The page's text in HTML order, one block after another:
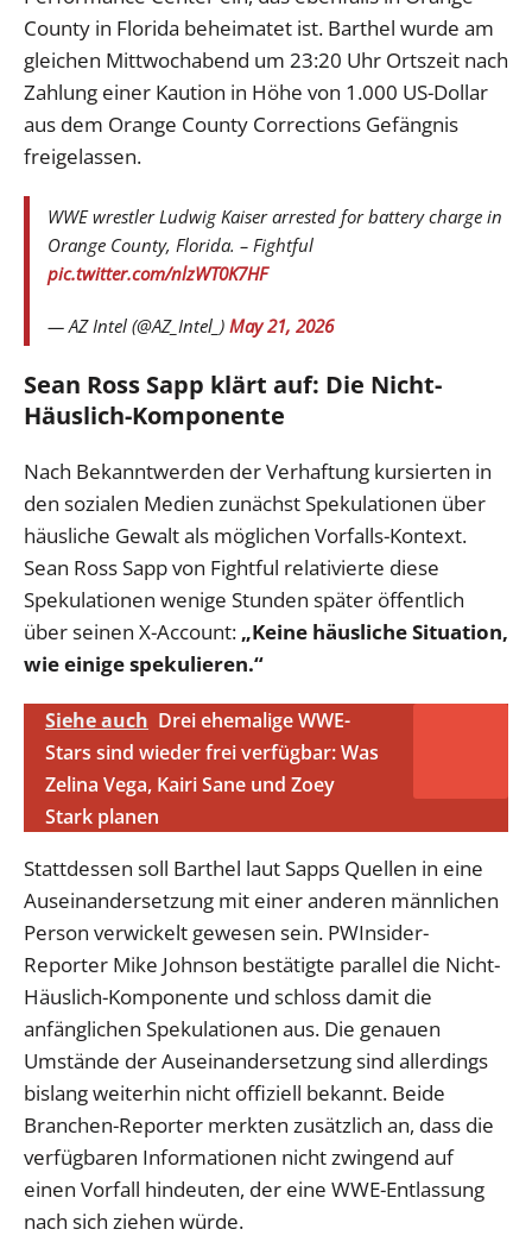
County in Florida beheimatet ist. Barthel wurde am
gleichen Mittwochabend um 23:20 Uhr Ortszeit nach
Zahlung einer Kaution in Höhe von 1.000 US-Dollar
aus dem Orange County Corrections Gefängnis
freigelassen.
WWE wrestler Ludwig Kaiser arrested for battery charge in
Orange County, Florida. – Fightful
pic.twitter.com/nlzWT0K7HF
— AZ Intel (@AZ_Intel_) May 21, 2026
Sean Ross Sapp klärt auf: Die Nicht-
Häuslich-Komponente
Nach Bekanntwerden der Verhaftung kursierten in
den sozialen Medien zunächst Spekulationen über
häusliche Gewalt als möglichen Vorfalls-Kontext.
Sean Ross Sapp von Fightful relativierte diese
Spekulationen wenige Stunden später öffentlich
über seinen X-Account: „Keine häusliche Situation,
wie einige spekulieren.“
Siehe auch Drei ehemalige WWE-
Stars sind wieder frei verfügbar: Was
Zelina Vega, Kairi Sane und Zoey
Stark planen
Stattdessen soll Barthel laut Sapps Quellen in eine
Auseinandersetzung mit einer anderen männlichen
Person verwickelt gewesen sein. PWInsider-
Reporter Mike Johnson bestätigte parallel die Nicht-
Häuslich-Komponente und schloss damit die
anfänglichen Spekulationen aus. Die genauen
Umstände der Auseinandersetzung sind allerdings
bislang weiterhin nicht offiziell bekannt. Beide
Branchen-Reporter merkten zusätzlich an, dass die
verfügbaren Informationen nicht zwingend auf
einen Vorfall hindeuten, der eine WWE-Entlassung
nach sich ziehen würde.